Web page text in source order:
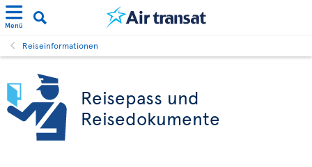
Menü
Reiseinformationen
Reisepass und
Reisedokumente